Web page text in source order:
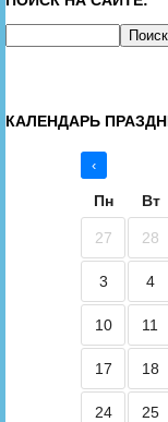
КАЛЕНДАРЬ
‹
Пн Вт
27 28
3 4
10 11
17 18
24 25